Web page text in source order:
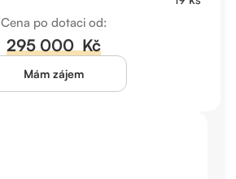
Cena po dotaci od:
295 000 Kč
Mám zájem